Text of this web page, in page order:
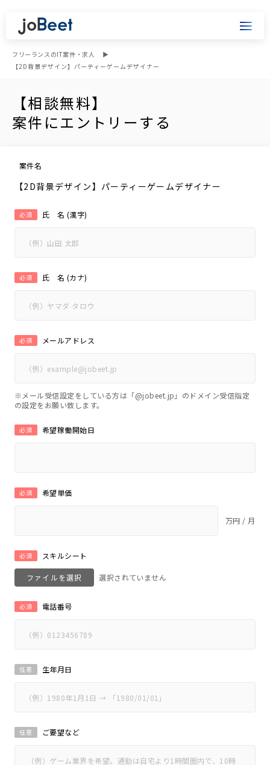
フリーランスのIT案件・求人
【2D背景デザイン】パーティーゲームデザイナー
【相談無料】
案件にエントリーする
案件名
【2D背景デザイン】パーティーゲームデザイナー
氏 名 (漢字)
必須
氏 名 (カナ)
必須
メールアドレス
必須
※メール受信設定をしている方は「@jobeet.jp」のドメイン受信指定
の設定をお願い致します。
希望稼働開始日
必須
希望単価
必須
万円 / 月
スキルシート
必須
ファイルを選択
電話番号
必須
生年月日
任意
ご要望など
任意